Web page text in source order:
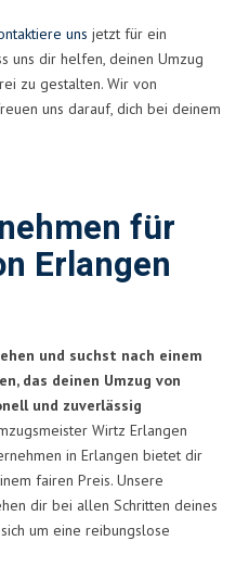
uns jetzt für ein
uns dir helfen, deinen Umzug
zu gestalten. Wir von
uns darauf, dich bei deinem
für
Erlangen
und suchst nach einem
das deinen Umzug von
und zuverlässig
Wirtz Erlangen
in Erlangen bietet dir
fairen Preis. Unsere
dir bei allen Schritten deines
um eine reibungslose